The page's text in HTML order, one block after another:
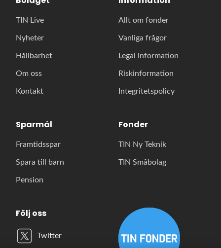
TIN Live
Nyheter
Hållbarhet
Om oss
Kontakt
Allt om fonder
Vanliga frågor
Legal information
Riskinformation
Integritetspolicy
Sparmål
Framtidsspar
Spara till barn
Pension
Fonder
TIN Ny Teknik
TIN Småbolag
Följ oss
Twitter